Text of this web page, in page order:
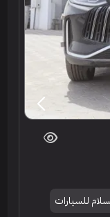
للسيارات